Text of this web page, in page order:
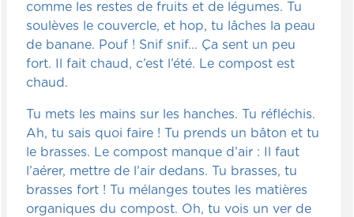
comme les restes de fruits et de légumes. Tu
soulèves le couvercle, et hop, tu lâches la peau
de banane. Pouf ! Snif snif... Ça sent un peu
fort. Il fait chaud, c’est l’été. Le compost est
chaud.
Tu mets les mains sur les hanches. Tu réfléchis.
Ah, tu sais quoi faire ! Tu prends un bâton et tu
le brasses. Le compost manque d’air : Il faut
l’aérer, mettre de l’air dedans. Tu brasses, tu
brasses fort ! Tu mélanges toutes les matières
organiques du compost. Oh, tu vois un ver de